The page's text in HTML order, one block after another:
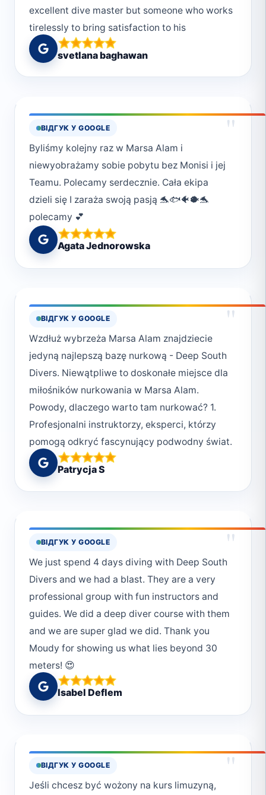
excellent dive master but someone who works
tirelessly to bring satisfaction to his
customers.
svetlana baghawan
ВІДГУК У GOOGLE "
Byliśmy kolejny raz w Marsa Alam i
niewyobrażamy sobie pobytu bez Monisi i jej
Teamu. Polecamy serdecznie. Cała ekipa
dzieli się I zaraża swoją pasją 🐬🐟🐠🐡🐬
polecamy 💕
Agata Jednorowska
ВІДГУК У GOOGLE "
Wzdłuż wybrzeża Marsa Alam znajdziecie
jedyną najlepszą bazę nurkową - Deep South
Divers. Niewątpliwe to doskonałe miejsce dla
miłośników nurkowania w Marsa Alam.
Powody, dlaczego warto tam nurkować? 1.
Profesjonalni instruktorzy, eksperci, którzy
pomogą odkryć fascynujący podwodny świat.
2. Bezpieczeństwo., czyli poczucie komfortu
pod wodą. 3. Przyjazna, rodzinna atmosfera.
Ludzie w Deep South Divers są serdeczni i
nurkowania, co sprawi, że czujesz się jak w
rodzinie. 4. Różnorodność miejsc nurkowych.
Marsa Alam to raj dla nurków. W okolicy
znajdują się piękne rafy koralowe, w które
zabiorą instruktorzyJeśli szukasz
niezapomnianych wrażeń pod wodą, tylko z
Deep South Divers 🌊🐠🤿
Patrycja S
ВІДГУК У GOOGLE "
We just spend 4 days diving with Deep South
Divers and we had a blast. They are a very
professional group with fun instructors and
guides. We did a deep diver course with them
and we are super glad we did. Thank you
Moudy for showing us what lies beyond 30
meters! 😍
Isabel Deflem
ВІДГУК У GOOGLE "
Jeśli chcesz być wożony na kurs limuzyną,